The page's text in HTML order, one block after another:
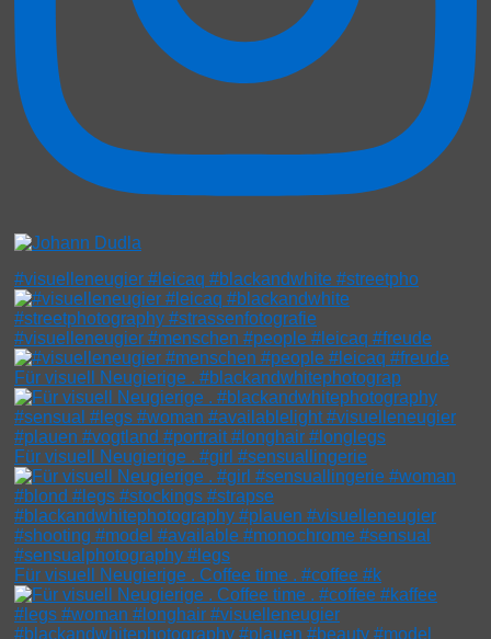
#visuelleneugier #leicaq #blackandwhite #streetpho
#visuelleneugier #menschen #people #leicaq #freude
Für visuell Neugierige . #blackandwhitephotograp
Für visuell Neugierige . #girl #sensuallingerie
Für visuell Neugierige . Coffee time . #coffee #k